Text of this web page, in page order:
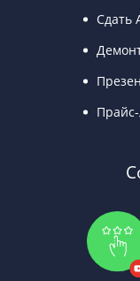
Сдать
Прайс-